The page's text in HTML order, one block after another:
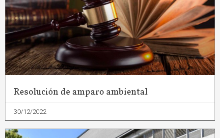
Resolución de amparo ambiental
30/12/2022